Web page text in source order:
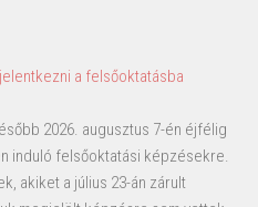
a felsőoktatásba
2026. augusztus 7-én éjfélig
induló felsőoktatási képzésekre.
akiket a július 23-án zárult